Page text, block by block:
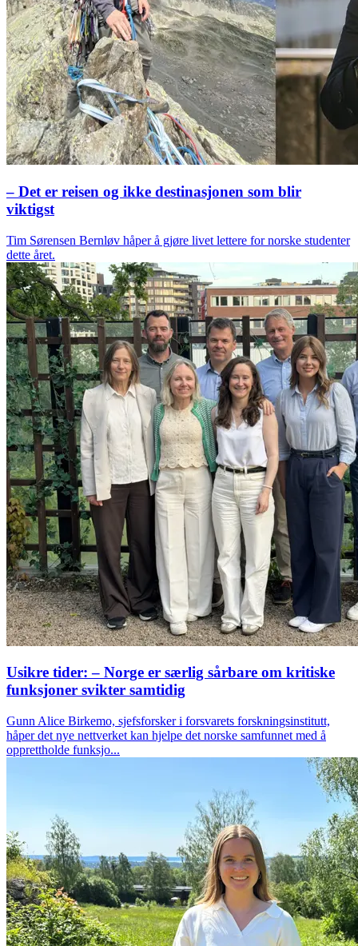
– Det er reisen og ikke destinasjonen som blir
viktigst
Tim Sørensen Bernløv håper å gjøre livet lettere for norske studenter
dette året.
Usikre tider: – Norge er særlig sårbare om kritiske
funksjoner svikter samtidig
Gunn Alice Birkemo, sjefsforsker i forsvarets forskningsinstitutt,
håper det nye nettverket kan hjelpe det norske samfunnet med å
opprettholde funksjo...